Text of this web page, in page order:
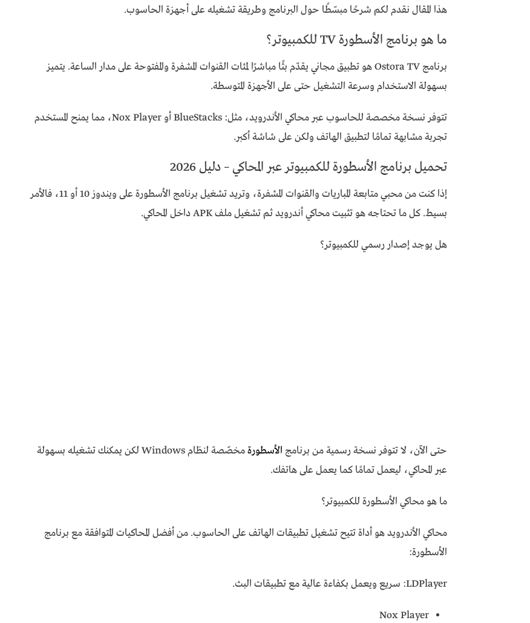
هذا المقال نقدم لكم شرحًا مبسّطًا حول البرنامج وطريقة تشغيله على أجهزة الحاسوب.
ما هو برنامج الأسطورة TV للكمبيوتر؟
برنامج Ostora TV هو تطبيق مجاني يقدّم بثًا مباشرًا لمئات القنوات المشفرة والمفتوحة على مدار الساعة. يتميز
بسهولة الاستخدام وسرعة التشغيل حتى على الأجهزة المتوسطة.
تتوفر نسخة مخصصة للحاسوب عبر محاكي الأندرويد، مثل: BlueStacks أو Nox Player، مما يمنح المستخدم
تجربة مشابهة تمامًا لتطبيق الهاتف ولكن على شاشة أكبر.
تحميل برنامج الأسطورة للكمبيوتر عبر المحاكي – دليل 2026
إذا كنت من محبي متابعة المباريات والقنوات المشفرة، وتريد تشغيل برنامج الأسطورة على ويندوز 10 أو 11، فالأمر
بسيط. كل ما تحتاجه هو تثبيت محاكي أندرويد ثم تشغيل ملف APK داخل المحاكي.
هل يوجد إصدار رسمي للكمبيوتر؟
حتى الآن، لا تتوفر نسخة رسمية من برنامج الأسطورة
مخصّصة لنظام Windows لكن يمكنك تشغيله بسهولة
عبر المحاكي، ليعمل تمامًا كما يعمل على هاتفك.
ما هو محاكي الأسطورة للكمبيوتر؟
محاكي الأندرويد هو أداة تتيح تشغيل تطبيقات الهاتف على الحاسوب. من أفضل المحاكيات المتوافقة مع برنامج
الأسطورة:
LDPlayer: سريع ويعمل بكفاءة عالية مع تطبيقات البث.
Nox Player